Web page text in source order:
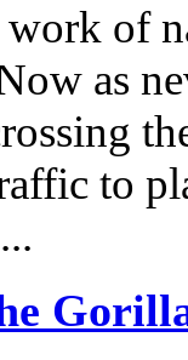
of
as
to